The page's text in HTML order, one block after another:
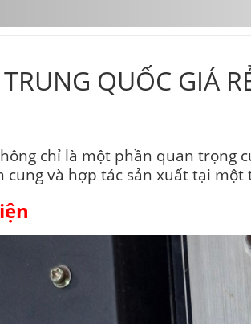
QUỐC GIÁ
chỉ là một phần quan trọng
cung và hợp tác sản xuất tại